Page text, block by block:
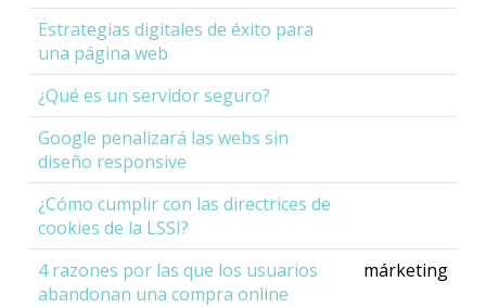
Estrategias digitales de éxito para
una página web
¿Qué es un servidor seguro?
Google penalizará las webs sin
diseño responsive
¿Cómo cumplir con las directrices de
cookies de la LSSI?
4 razones por las que los usuarios
abandonan una compra online
márketing